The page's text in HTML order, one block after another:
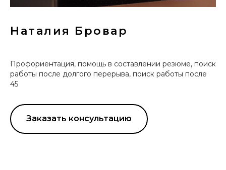
Наталия Бровар
Профориентация, помощь в составлении резюме, поиск
работы после долгого перерыва, поиск работы после
45
Заказать консультацию